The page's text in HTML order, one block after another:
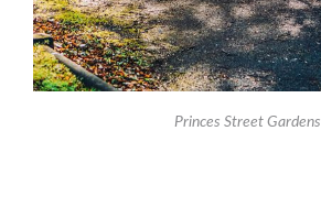
Princes Street Gardens